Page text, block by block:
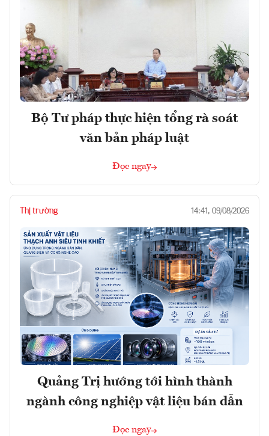
Bộ Tư pháp thực hiện tổng rà soát
văn bản pháp luật
Đọc ngay
Thị trường 14:41, 09/08/2026
Quảng Trị hướng tới hình thành
ngành công nghiệp vật liệu bán dẫn
Đọc ngay